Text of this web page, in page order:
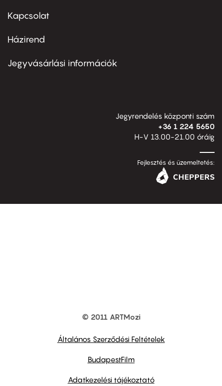
firstKapcsolat
Footer
second
Házirend
Jegyvásárlási információk
Jegyrendelés központi szám
+36 1 224 5650
H-V 13.00-21.00 óráig
Fejlesztés és üzemeltetés:
© 2011 ARTMozi
Általános Szerződési Feltételek
BudapestFilm
Adatkezelési tájékoztató